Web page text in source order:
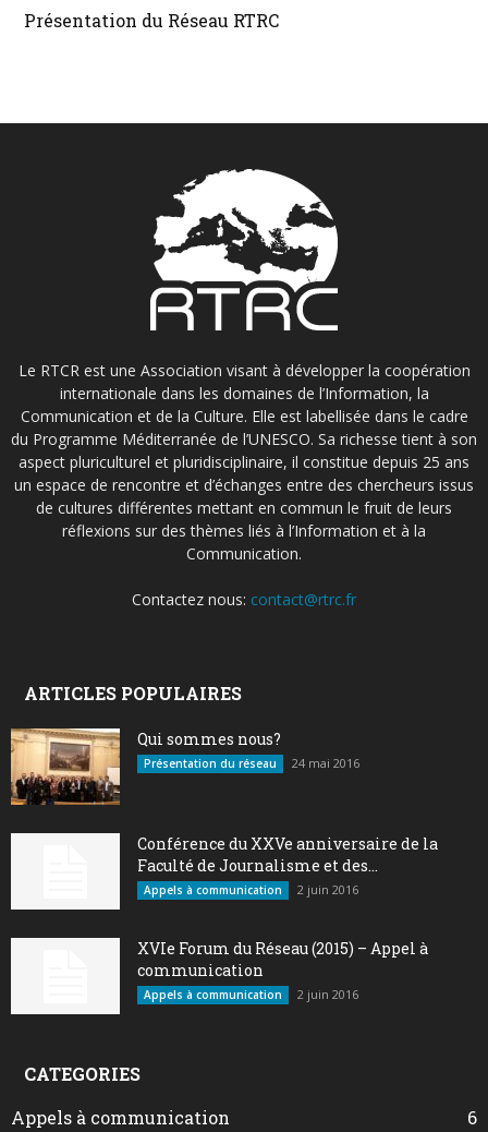
Présentation du Réseau RTRC
Le RTCR est une Association visant à développer la coopération
internationale dans les domaines de l’Information, la
Communication et de la Culture. Elle est labellisée dans le cadre
du Programme Méditerranée de l’UNESCO. Sa richesse tient à son
aspect pluriculturel et pluridisciplinaire, il constitue depuis 25 ans
un espace de rencontre et d’échanges entre des chercheurs issus
de cultures différentes mettant en commun le fruit de leurs
réflexions sur des thèmes liés à l’Information et à la
Communication.
Contactez nous: contact@rtrc.fr
ARTICLES POPULAIRES
Qui sommes nous?
Présentation du réseau 24 mai 2016
Conférence du XXVe anniversaire de la
Faculté de Journalisme et des...
Appels à communication 2 juin 2016
XVIe Forum du Réseau (2015) – Appel à
communication
Appels à communication 2 juin 2016
CATEGORIES
Appels à communication
6